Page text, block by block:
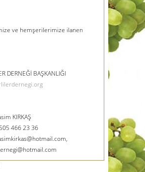
ve hemşerilerimize ilanen
DERNEĞİ BAŞKANLIĞI
KIRKAŞ
466 23 36